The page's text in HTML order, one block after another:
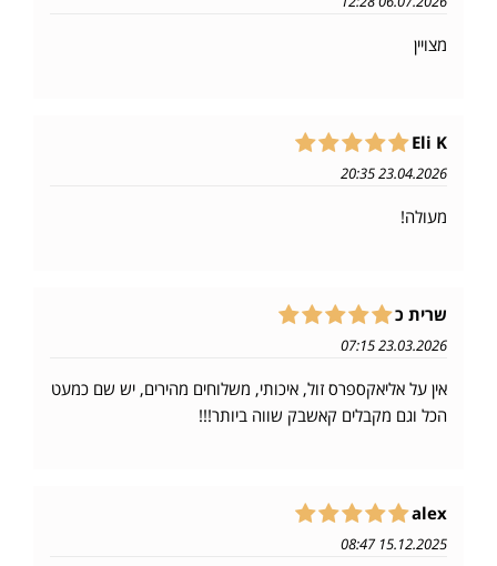
מצויין
Eli K
23.04.2026 20:35
מעולה!
שרית כ
23.03.2026 07:15
אין על אליאקספרס זול, איכותי, משלוחים מהירים, יש שם כמעט
הכל וגם מקבלים קאשבק שווה ביותר!!!
alex
15.12.2025 08:47